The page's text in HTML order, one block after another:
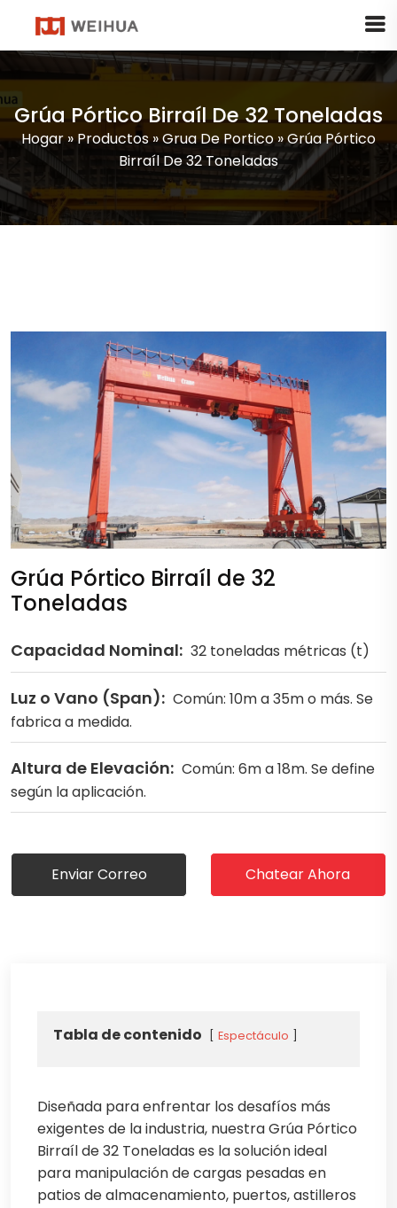
Grúa Pórtico Birraíl De 32 Toneladas
Hogar»Productos»Grua De Portico»Grúa Pórtico
Birraíl De 32 Toneladas
Grúa Pórtico Birraíl de 32
Toneladas
Capacidad Nominal: 32 toneladas métricas (t)
Luz o Vano (Span): Común: 10m a 35m o más. Se
fabrica a medida.
Altura de Elevación: Común: 6m a 18m. Se define
según la aplicación.
Enviar Correo Chatear Ahora
Tabla de contenido Espectáculo
Diseñada para enfrentar los desafíos más
exigentes de la industria, nuestra Grúa Pórtico
Birraíl de 32 Toneladas es la solución ideal
para manipulación de cargas pesadas en
patios de almacenamiento, puertos, astilleros